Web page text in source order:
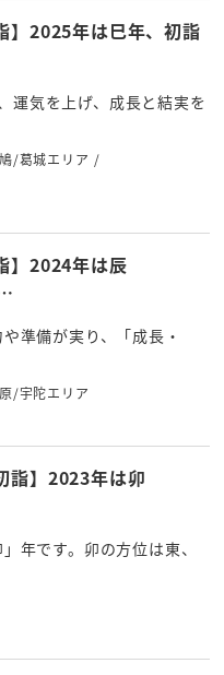
】2025年は巳年、初詣
運気を上げ、成長と結実を
/葛城エリア
】2024年は辰
準備が実り、「成長・
/宇陀エリア
】2023年は卯
年です。卯の方位は東、